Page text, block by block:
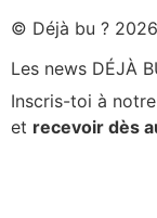
© Déjà bu ?
Les news DÉJÀ
Inscris-toi à
et recevoir dès